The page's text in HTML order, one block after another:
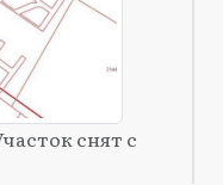
снят с